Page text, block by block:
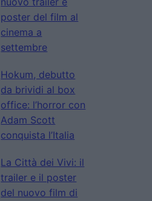
poster del film al
cinema a
settembre
Hokum, debutto
da brividi al box
office: l’horror con
Adam Scott
conquista l’Italia
La Città dei Vivi: il
trailer e il poster
del nuovo film di